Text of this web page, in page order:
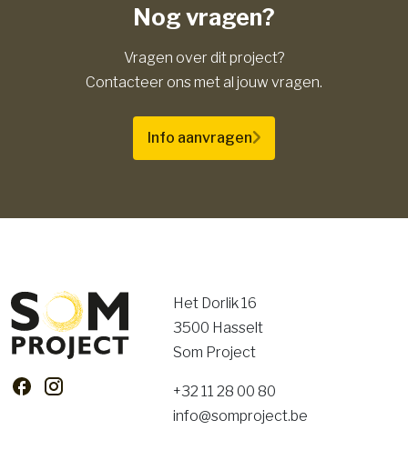
Nog vragen?
Vragen over dit project?
Contacteer ons met al jouw vragen.
Info aanvragen
Het Dorlik 16
3500 Hasselt
Som Project
+32 11 28 00 80
info@somproject.be